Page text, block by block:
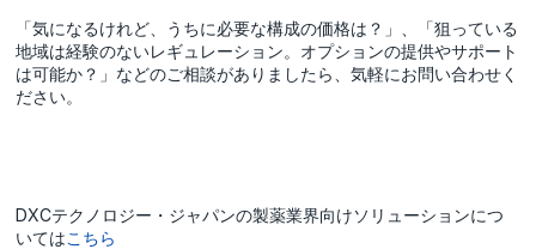
「気になるけれど、うちに必要な構成の価格は？」、「狙っている
地域は経験のないレギュレーション。オプションの提供やサポート
は可能か？」などのご相談がありましたら、気軽にお問い合わせく
ださい。
DXCテクノロジー・ジャパンの製薬業界向けソリューションにつ
いてはこちら